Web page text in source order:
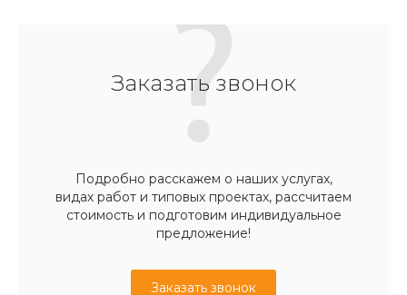
Заказать звонок
Подробно расскажем о наших услугах,
видах работ и типовых проектах, рассчитаем
стоимость и подготовим индивидуальное
предложение!
Заказать звонок